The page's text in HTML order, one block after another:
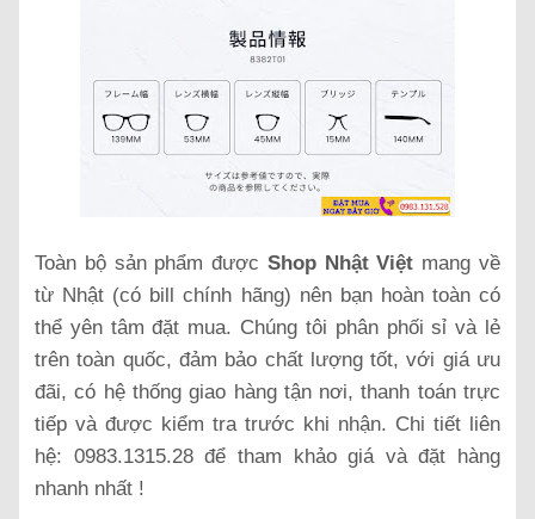
Toàn bộ sản phẩm được Shop Nhật Việt mang về
từ Nhật (có bill chính hãng) nên bạn hoàn toàn có
thể yên tâm đặt mua. Chúng tôi phân phối sỉ và lẻ
trên toàn quốc, đảm bảo chất lượng tốt, với giá ưu
đãi, có hệ thống giao hàng tận nơi, thanh toán trực
tiếp và được kiểm tra trước khi nhận. Chi tiết liên
hệ: 0983.1315.28 để tham khảo giá và đặt hàng
nhanh nhất !